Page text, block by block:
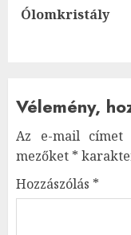
Next
Ólomkristály
Vélemény,
Az e-mail címet
mezőket *
Hozzászólás *